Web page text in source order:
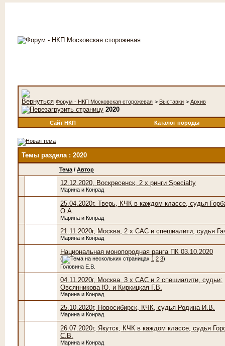
Форум - НКП Московская сторожевая > Выставки > Архив
2020
Сайт НКП Каталог породы
Темы раздела: 2020
Тема / Автор
12.12.2020, Воскресенск, 2 х ринги Specialty
Марина и Конрад
25.04.2020г. Тверь, КЧК в каждом классе, судья
О.А.
Марина и Конрад
21.11.2020г, Москва, 2 х САС и спешиалити, судья
Марина и Конрад
Национальная монопородная ранга ПК 03.10.2020
( 1 2 3)
Головина Е.В.
04.11.2020г, Москва, 3 х САС и 2 спешиалити, судьи:
Овсянникова Ю. и Киркицкая Г.В.
Марина и Конрад
25.10.2020г, Новосибирск, КЧК, судья Родина И.В.
Марина и Конрад
26.07.2020г, Якутск, КЧК в каждом классе, судья
С.В.
Марина и Конрад